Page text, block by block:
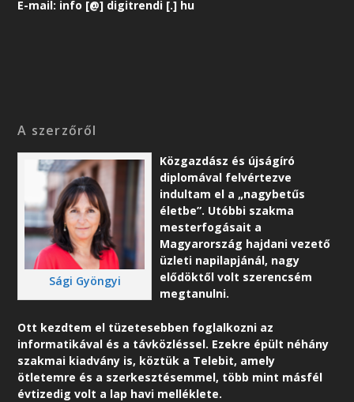
E-mail: info [@] digitrendi [.] hu
A szerzőről
Sági Gyöngyi
Közgazdász és újságíró
diplomával felvértezve
indultam el a „nagybetűs
életbe”. Utóbbi szakma
mesterfogásait a
Magyarország hajdani vezető
üzleti napilapjánál, nagy
elődöktől volt szerencsém
megtanulni.
Ott kezdtem el tüzetesebben foglalkozni az
informatikával és a távközléssel. Ezekre épült néhány
szakmai kiadvány is, köztük a Telebit, amely
ötletemre és a szerkesztésemmel, több mint másfél
évtizedig volt a lap havi melléklete.